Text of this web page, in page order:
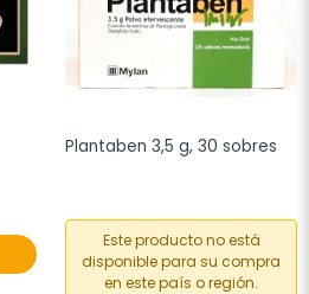
Plantaben 3,5 g, 30 sobres
Este producto no está
disponible para su compra
en este país o región.